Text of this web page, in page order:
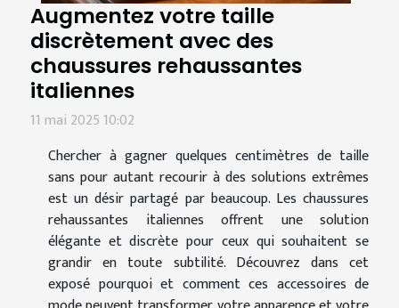
Augmentez votre taille
discrètement avec des
chaussures rehaussantes
italiennes
11 mai 2025 10:02
Chercher à gagner quelques centimètres de taille
sans pour autant recourir à des solutions extrêmes
est un désir partagé par beaucoup. Les chaussures
rehaussantes italiennes offrent une solution
élégante et discrète pour ceux qui souhaitent se
grandir en toute subtilité. Découvrez dans cet
exposé pourquoi et comment ces accessoires de